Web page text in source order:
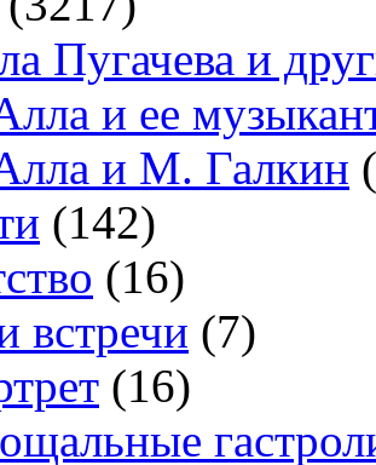
Пугачева и
и ее
и М. Галкин
(142)
(16)
встречи (7)
(16)